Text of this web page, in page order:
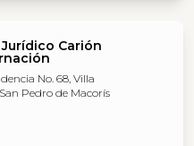
Carión
No. 68, Villa
Pedro de Macorís